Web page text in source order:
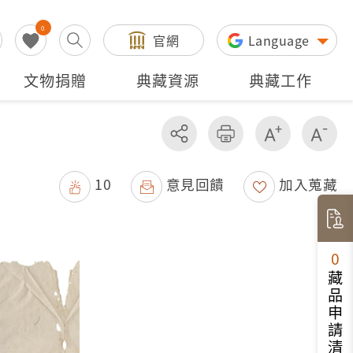
0
官網 Language
文物捐贈 典藏資源 典藏工作
分享 友善列印 增加字級
10 意見回饋 加入蒐藏
0
藏品申請清單